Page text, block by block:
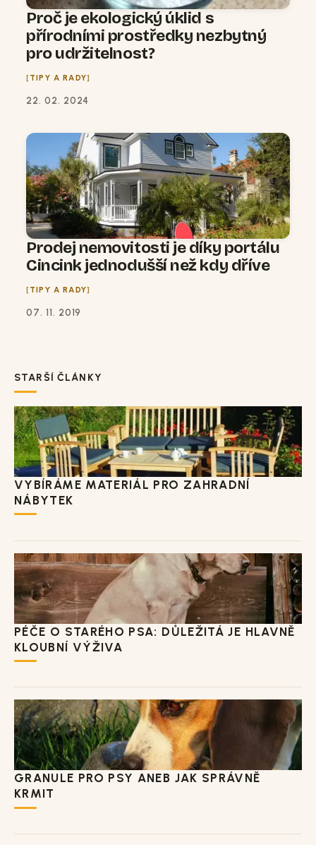
Proč je ekologický úklid s
přírodními prostředky nezbytný
pro udržitelnost?
TIPY A RADY
22. 02. 2024
Prodej nemovitosti je díky portálu
Cincink jednodušší než kdy dříve
TIPY A RADY
07. 11. 2019
STARŠÍ ČLÁNKY
VYBÍRÁME MATERIÁL PRO ZAHRADNÍ
NÁBYTEK
PÉČE O STARÉHO PSA: DŮLEŽITÁ JE HLAVNĚ
KLOUBNÍ VÝŽIVA
GRANULE PRO PSY ANEB JAK SPRÁVNĚ
KRMIT